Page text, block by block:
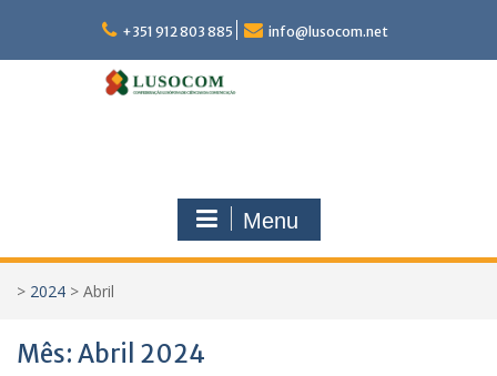
content
+351 912 803 885 info@lusocom.net
Menu
> 2024 > Abril
Mês: Abril 2024